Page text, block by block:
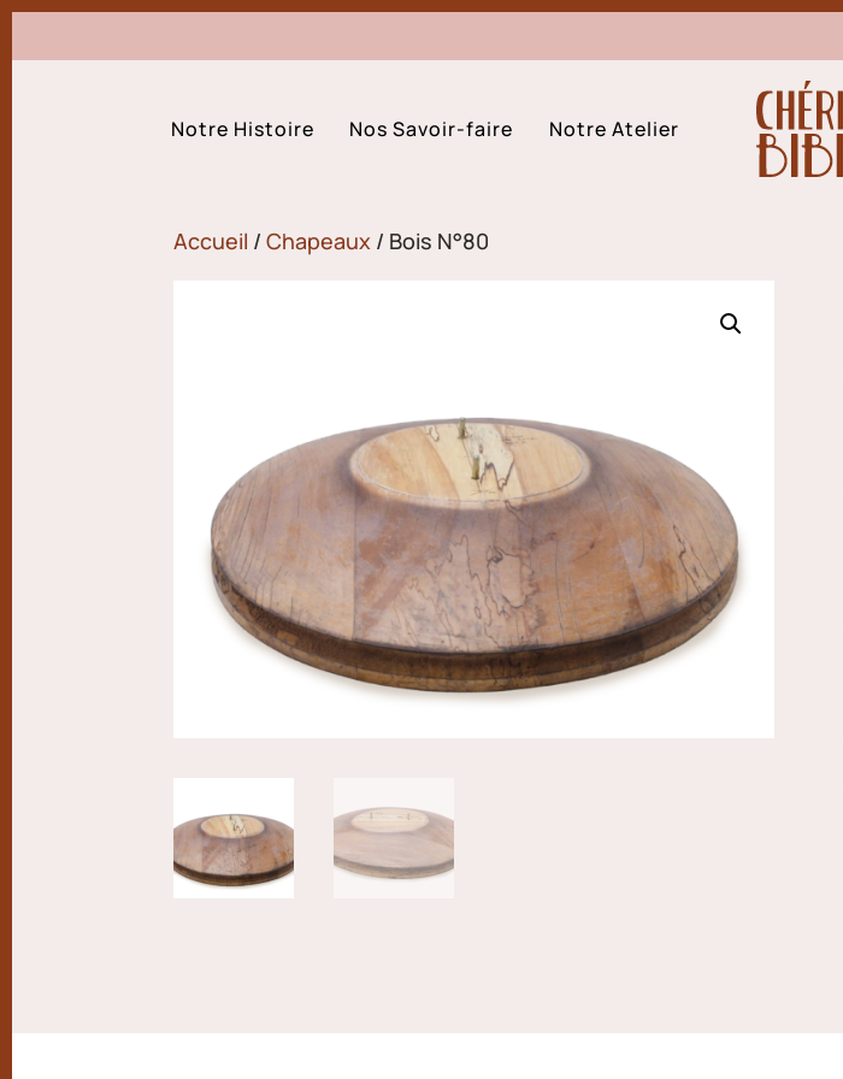
Notre Histoire Nos Savoir-faire Notre Atelier
Accueil /Chapeaux / Bois N°80